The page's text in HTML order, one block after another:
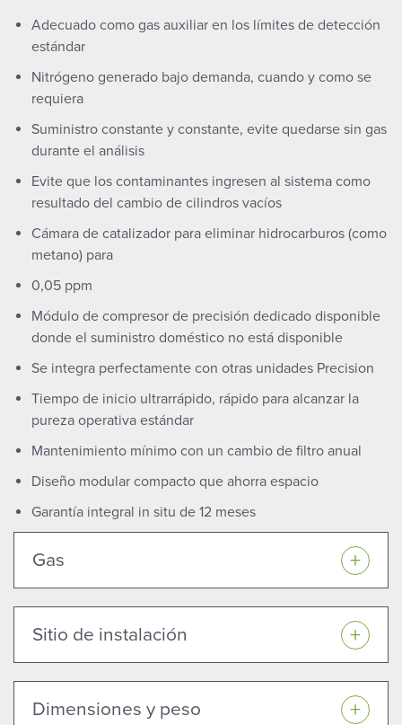
Adecuado como gas auxiliar en los límites de detección
estándar
Nitrógeno generado bajo demanda, cuando y como se
requiera
Suministro constante y constante, evite quedarse sin gas
durante el análisis
Evite que los contaminantes ingresen al sistema como
resultado del cambio de cilindros vacíos
Cámara de catalizador para eliminar hidrocarburos (como
metano) para
0,05 ppm
Módulo de compresor de precisión dedicado disponible
donde el suministro doméstico no está disponible
Se integra perfectamente con otras unidades Precision
Tiempo de inicio ultrarrápido, rápido para alcanzar la
pureza operativa estándar
Mantenimiento mínimo con un cambio de filtro anual
Diseño modular compacto que ahorra espacio
Garantía integral in situ de 12 meses
Gas
Sitio de instalación
Dimensiones y peso